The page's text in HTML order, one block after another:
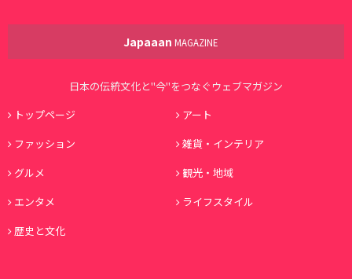
Japaaan MAGAZINE
日本の伝統文化と"今"をつなぐウェブマガジン
トップページ
アート
ファッション
雑貨・インテリア
グルメ
観光・地域
エンタメ
ライフスタイル
歴史と文化